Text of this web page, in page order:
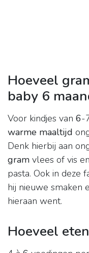
Hoeveel
baby 6
Voor kindjes van 6-
warme maaltijd
Denk hierbij aan
gram vlees of vis
pasta. Ook in deze
hij nieuwe smaken
hieraan went.
Hoeveel